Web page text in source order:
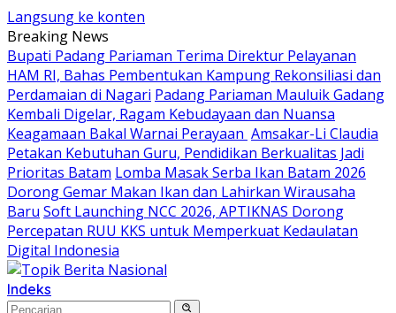
Langsung ke konten
Breaking News
Bupati Padang Pariaman Terima Direktur Pelayanan
HAM RI, Bahas Pembentukan Kampung Rekonsiliasi dan
Perdamaian di Nagari Padang Pariaman Mauluik Gadang
Kembali Digelar, Ragam Kebudayaan dan Nuansa
Keagamaan Bakal Warnai Perayaan ‎ Amsakar-Li Claudia
Petakan Kebutuhan Guru, Pendidikan Berkualitas Jadi
Prioritas Batam Lomba Masak Serba Ikan Batam 2026
Dorong Gemar Makan Ikan dan Lahirkan Wirausaha
Baru Soft Launching NCC 2026, APTIKNAS Dorong
Percepatan RUU KKS untuk Memperkuat Kedaulatan
Digital Indonesia
Indeks